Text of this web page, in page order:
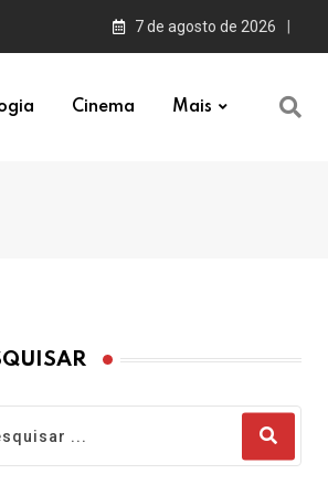
7 de agosto de 2026
Cinema Mais